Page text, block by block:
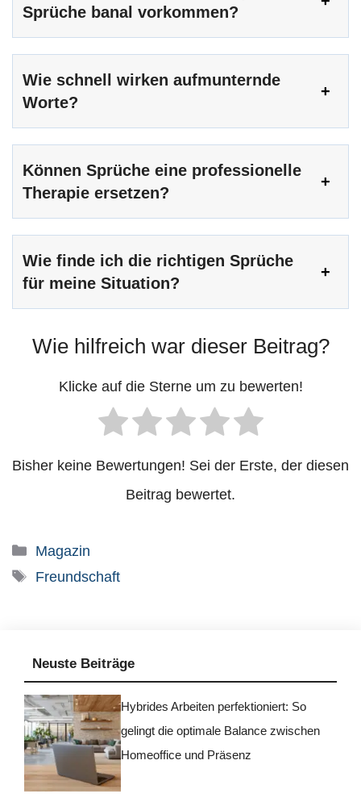
Sprüche banal vorkommen?
Wie schnell wirken aufmunternde
Worte?
Können Sprüche eine professionelle
Therapie ersetzen?
Wie finde ich die richtigen Sprüche
für meine Situation?
Wie hilfreich war dieser Beitrag?
Klicke auf die Sterne um zu bewerten!
Bisher keine Bewertungen! Sei der Erste, der diesen
Beitrag bewertet.
Kategorien
Magazin
Schlagwörter
Freundschaft
Neuste Beiträge
Hybrides Arbeiten perfektioniert: So
gelingt die optimale Balance zwischen
Homeoffice und Präsenz